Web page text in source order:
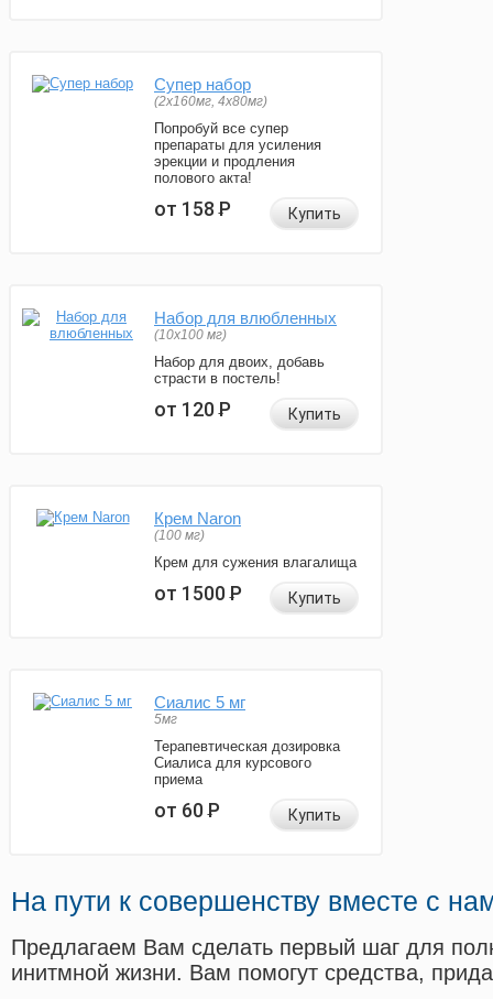
Супер набор
(2х160мг, 4х80мг)
Попробуй все супер
препараты для усиления
эрекции и продления
полового акта!
от 158Р Купить
Набор для влюбленных
(10х100 мг)
Набор для двоих, добавь
страсти в постель!
от 120Р Купить
Крем Naron
(100 мг)
Крем для сужения влагалища
от 1500Р Купить
Сиалис 5 мг
5мг
Терапевтическая дозировка
Сиалиса для курсового
приема
от 60Р Купить
На пути к совершенству вместе с
Предлагаем Вам сделать первый шаг для
инитмной жизни. Вам помогут средства,